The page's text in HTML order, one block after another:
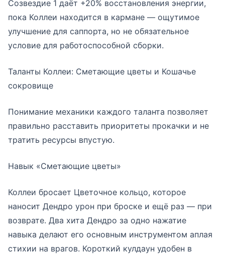
Созвездие 1 даёт +20% восстановления энергии,
пока Коллеи находится в кармане — ощутимое
улучшение для саппорта, но не обязательное
условие для работоспособной сборки.
Таланты Коллеи: Сметающие цветы и Кошачье
сокровище
Понимание механики каждого таланта позволяет
правильно расставить приоритеты прокачки и не
тратить ресурсы впустую.
Навык «Сметающие цветы»
Коллеи бросает Цветочное кольцо, которое
наносит Дендро урон при броске и ещё раз — при
возврате. Два хита Дендро за одно нажатие
навыка делают его основным инструментом аплая
стихии на врагов. Короткий кулдаун удобен в